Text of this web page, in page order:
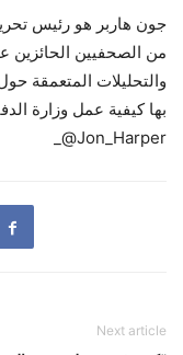
من الصحفيين الحائزين
والتحليلات المتعمقة
@Jon_Harper_
Next article